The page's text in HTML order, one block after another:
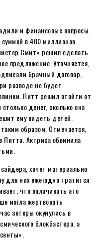
и финансовые вопросы.
в 400 миллионов
Смит» решил сделать
предложение. Уточняется,
брачный договор,
разводе не будет
Питт решил отойти от
денег, сколько она
ему видеть детей.
образом. Отмечается,
Питта. Актриса обвинила
хочет материально
для них ежегодно тратится
что оплачивать это
могла жертвовать
актеры окунулись в
блокбастера, а